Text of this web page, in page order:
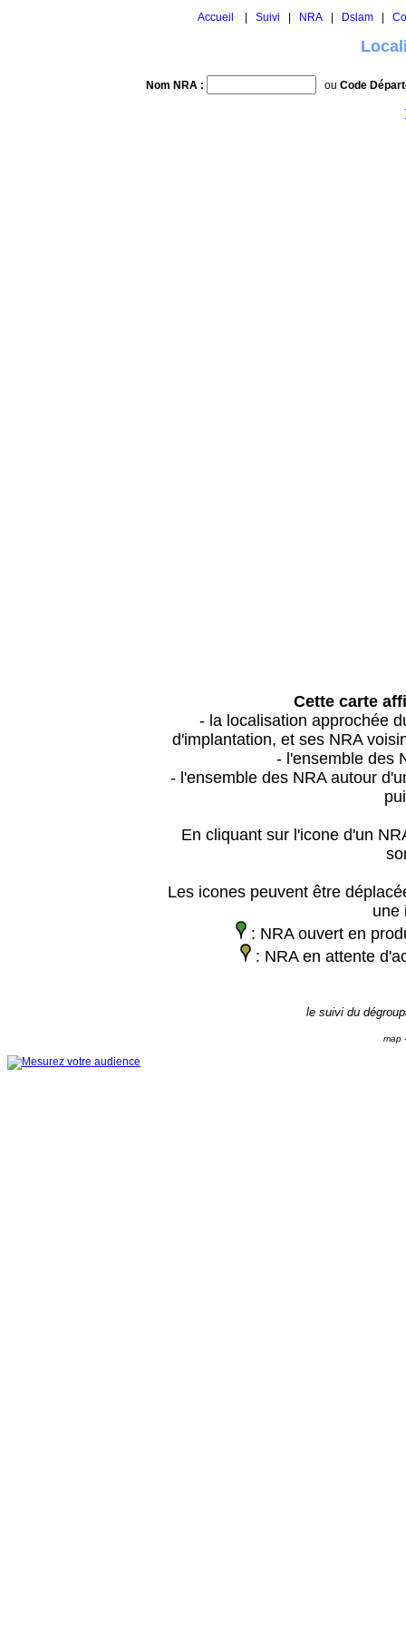
Accueil Suivi NRA Dslam
Nom NRA : ou Code
Cette carte
- la localisation approchée
d'implantation, et ses NRA
- l'ensemble des
- l'ensemble des NRA autour
En cliquant sur l'icone d'un
Les icones peuvent être
une
: NRA ouvert en
: NRA en attente
le suivi du
map